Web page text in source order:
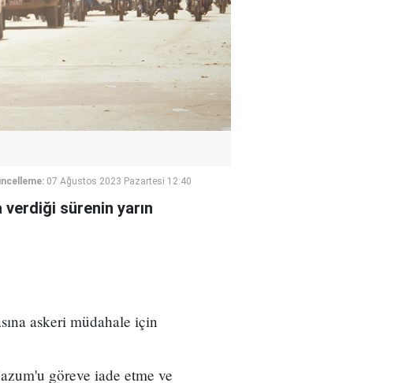
07 Ağustos 2023 Pazartesi 12:40
sürenin yarın
askeri müdahale için
göreve iade etme ve